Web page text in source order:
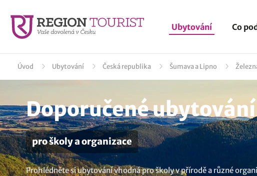
Ubytování Co
Úvod Ubytování Česká republika Šumava a Lipno
Doporučené
pro školy a organizace
Prohlédněte si ubytování vhodná pro školy v přírodě a různé